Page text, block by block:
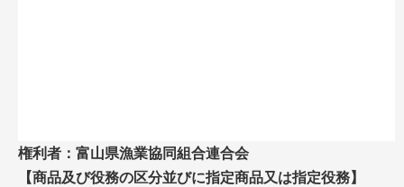
権利者：富山県漁業協同組合連合会
【商品及び役務の区分並びに指定商品又は指定役務】